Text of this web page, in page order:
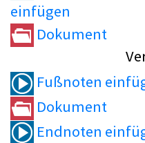
einfügen
Dokument
Fußnoten
Dokument
Endnoten